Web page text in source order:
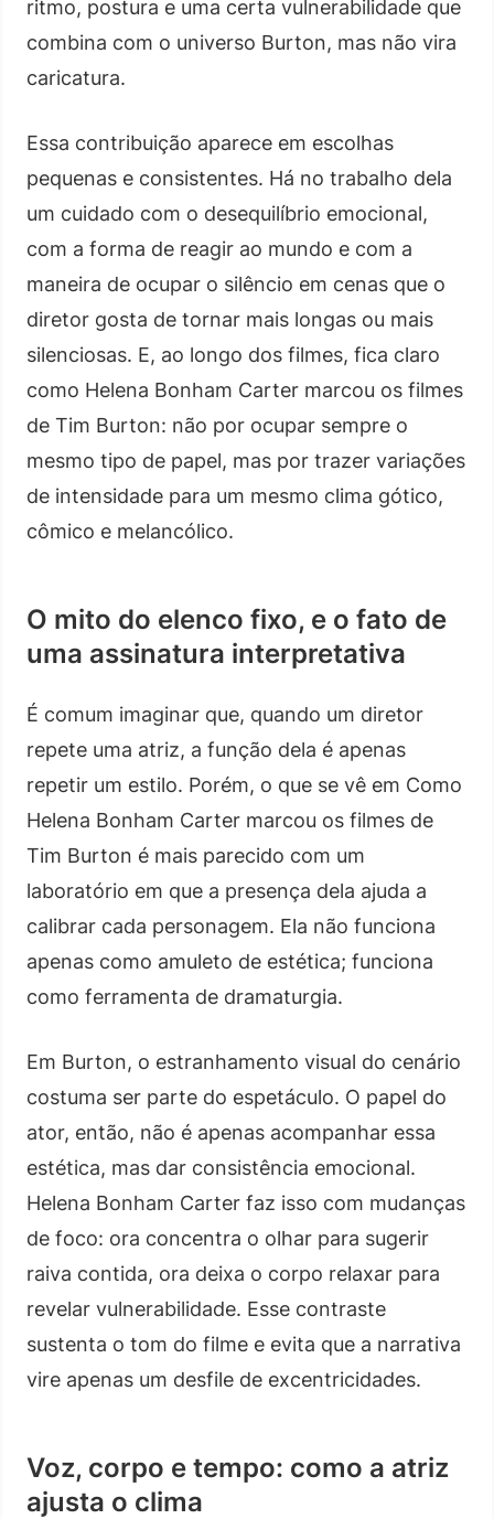
ritmo, postura e uma certa vulnerabilidade que
combina com o universo Burton, mas não vira
caricatura.
Essa contribuição aparece em escolhas
pequenas e consistentes. Há no trabalho dela
um cuidado com o desequilíbrio emocional,
com a forma de reagir ao mundo e com a
maneira de ocupar o silêncio em cenas que o
diretor gosta de tornar mais longas ou mais
silenciosas. E, ao longo dos filmes, fica claro
como Helena Bonham Carter marcou os filmes
de Tim Burton: não por ocupar sempre o
mesmo tipo de papel, mas por trazer variações
de intensidade para um mesmo clima gótico,
cômico e melancólico.
O mito do elenco fixo, e o fato de
uma assinatura interpretativa
É comum imaginar que, quando um diretor
repete uma atriz, a função dela é apenas
repetir um estilo. Porém, o que se vê em Como
Helena Bonham Carter marcou os filmes de
Tim Burton é mais parecido com um
laboratório em que a presença dela ajuda a
calibrar cada personagem. Ela não funciona
apenas como amuleto de estética; funciona
como ferramenta de dramaturgia.
Em Burton, o estranhamento visual do cenário
costuma ser parte do espetáculo. O papel do
ator, então, não é apenas acompanhar essa
estética, mas dar consistência emocional.
Helena Bonham Carter faz isso com mudanças
de foco: ora concentra o olhar para sugerir
raiva contida, ora deixa o corpo relaxar para
revelar vulnerabilidade. Esse contraste
sustenta o tom do filme e evita que a narrativa
vire apenas um desfile de excentricidades.
Voz, corpo e tempo: como a atriz
ajusta o clima